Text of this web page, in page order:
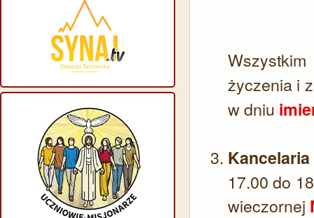
życzenia i
w dniu
17.00 do
wieczornej